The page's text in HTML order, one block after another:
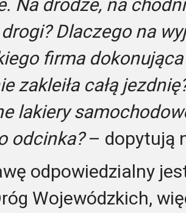
Na drodze, na
Dlaczego na
firma
zakleiła całą
lakiery
odcinka?– dopytują
odpowiedzialny
Wojewódzkich,